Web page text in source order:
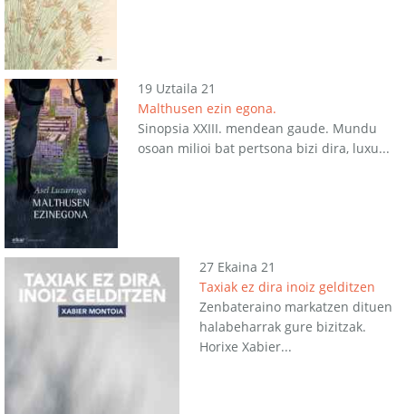
19 Uztaila 21
Malthusen ezin egona.
Sinopsia XXIII. mendean gaude. Mundu
osoan milioi bat pertsona bizi dira, luxu...
27 Ekaina 21
Taxiak ez dira inoiz gelditzen
Zenbateraino markatzen dituen
halabeharrak gure bizitzak.
Horixe Xabier...